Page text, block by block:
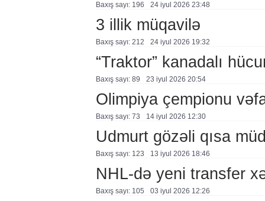
Baxış sayı: 196 24 i̇yul 2026 23:48
3 illik müqavilə
Baxış sayı: 212 24 i̇yul 2026 19:32
“Traktor” kanadalı
Baxış sayı: 89 23 i̇yul 2026 20:54
Olimpiya çempionu
Baxış sayı: 73 14 i̇yul 2026 12:30
Udmurt gözəli qısa
Baxış sayı: 123 13 i̇yul 2026 18:46
NHL-də yeni transfer
Baxış sayı: 105 03 i̇yul 2026 12:26